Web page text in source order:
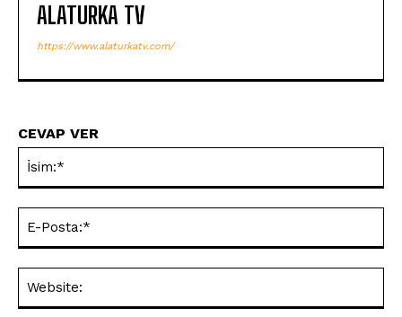
ALATURKA TV
https://www.alaturkatv.com/
CEVAP VER